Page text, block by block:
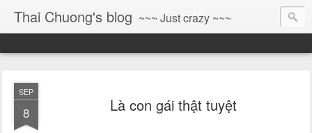
Thai Chuong's blog ~~~ Just crazy ~~~
SEP
8 Là con gái thật tuyệt